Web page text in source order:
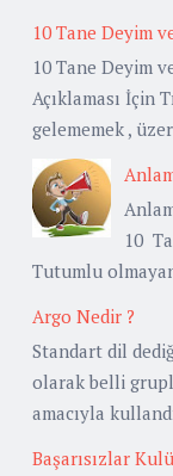
10 Tane Deyim
10 Tane Deyim
Açıklaması İçin
gelememek ,
10
Tutumlu
Argo Nedir ?
Standart dil
olarak belli
amacıyla
Başarısızlar